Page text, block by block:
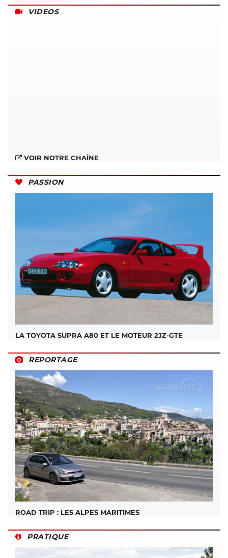
VIDEOS
VOIR NOTRE CHAÎNE
PASSION
LA TOYOTA SUPRA A80 ET LE MOTEUR 2JZ-GTE
REPORTAGE
ROAD TRIP : LES ALPES MARITIMES
PRATIQUE